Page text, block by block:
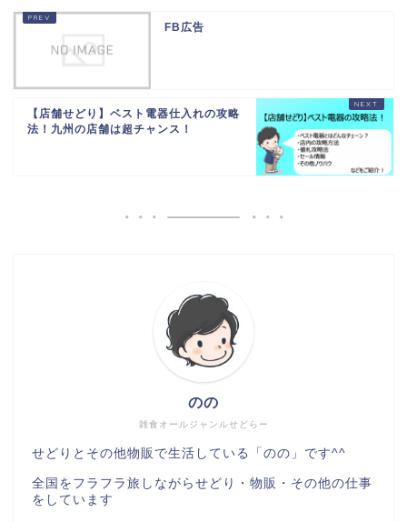
FB広告
【店舗せどり】ベスト電器仕入れの攻略
法！九州の店舗は超チャンス！
雑食オールジャンルせどらー
のの
せどりとその他物販で生活している「のの」です^^
全国をフラフラ旅しながらせどり・物販・その他の仕事
をしています